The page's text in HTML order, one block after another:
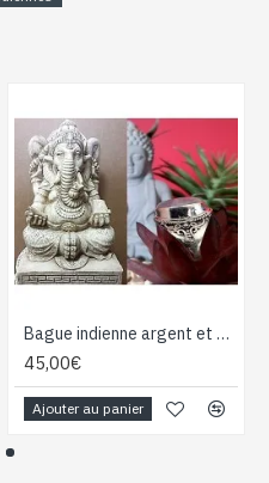
Bague indienne argent et Pierre de Lune - Bijoux indiens
45,00€
Ajouter au panier